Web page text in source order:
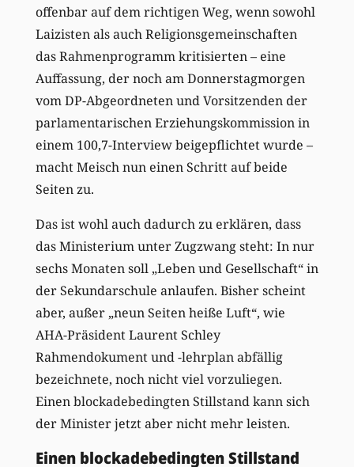
offenbar auf dem richtigen Weg, wenn sowohl
Laizisten als auch Religionsgemeinschaften
das Rahmenprogramm kritisierten – eine
Auffassung, der noch am Donnerstagmorgen
vom DP-Abgeordneten und Vorsitzenden der
parlamentarischen Erziehungskommission in
einem 100,7-Interview beigepflichtet wurde –
macht Meisch nun einen Schritt auf beide
Seiten zu.
Das ist wohl auch dadurch zu erklären, dass
das Ministerium unter Zugzwang steht: In nur
sechs Monaten soll „Leben und Gesellschaft“ in
der Sekundarschule anlaufen. Bisher scheint
aber, außer „neun Seiten heiße Luft“, wie
AHA-Präsident Laurent Schley
Rahmendokument und -lehrplan abfällig
bezeichnete, noch nicht viel vorzuliegen.
Einen blockadebedingten Stillstand kann sich
der Minister jetzt aber nicht mehr leisten.
Einen blockadebedingten Stillstand